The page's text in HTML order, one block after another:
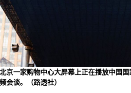
京一家购物中心大屏幕上正在播放中国
会谈。（路透社）